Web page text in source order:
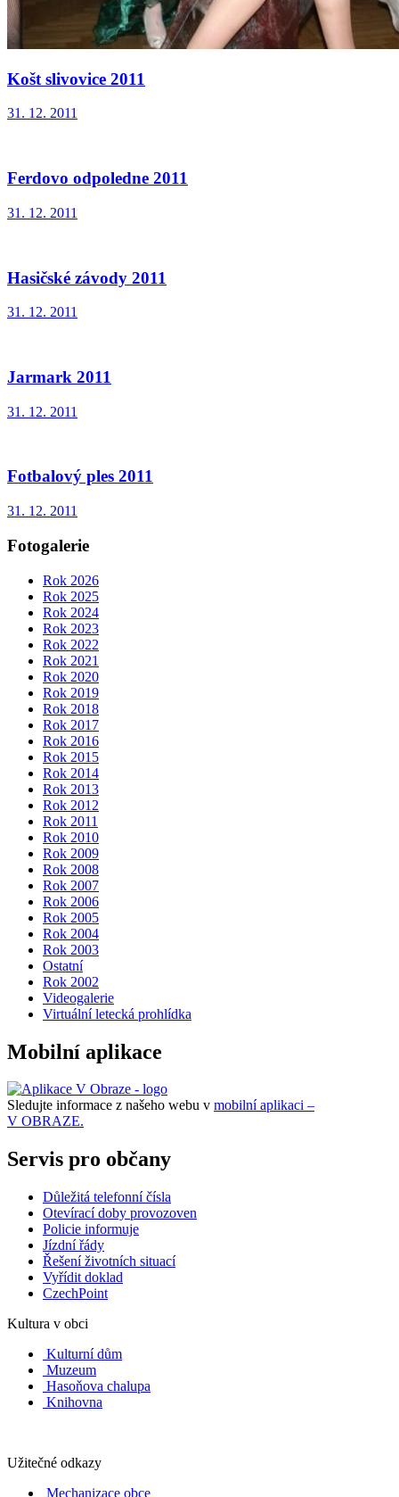
Košt slivovice 2011
31. 12. 2011
Ferdovo odpoledne 2011
31. 12. 2011
Hasičské závody 2011
31. 12. 2011
Jarmark 2011
31. 12. 2011
Fotbalový ples 2011
31. 12. 2011
Fotogalerie
Rok 2026
Rok 2025
Rok 2024
Rok 2023
Rok 2022
Rok 2021
Rok 2020
Rok 2019
Rok 2018
Rok 2017
Rok 2016
Rok 2015
Rok 2014
Rok 2013
Rok 2012
Rok 2011
Rok 2010
Rok 2009
Rok 2008
Rok 2007
Rok 2006
Rok 2005
Rok 2004
Rok 2003
Ostatní
Rok 2002
Videogalerie
Virtuální letecká prohlídka
Mobilní aplikace
Sledujte informace z našeho webu v mobilní aplikaci –
V OBRAZE.
Servis pro občany
Důležitá telefonní čísla
Otevírací doby provozoven
Policie informuje
Jízdní řády
Řešení životních situací
Vyřídit doklad
CzechPoint
Kultura v obci
Kulturní dům
Muzeum
Hasoňova chalupa
Knihovna
Užitečné odkazy
Mechanizace obce